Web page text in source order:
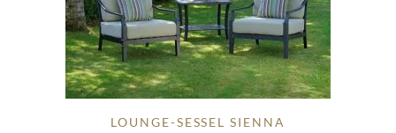
LOUNGE-SESSEL SIENNA